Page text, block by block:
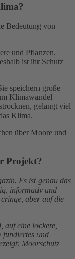
Bedeutung von
und Pflanzen.
ist ihr Schutz
speichern große
Klimawandel
gelangt viel
Klima.
über Moore und
Projekt?
Es ist genau das
informativ und
aber auf die
auf eine lockere,
fundiertes und
Moorschutz